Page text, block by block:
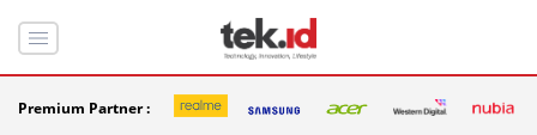
Premium Partner :